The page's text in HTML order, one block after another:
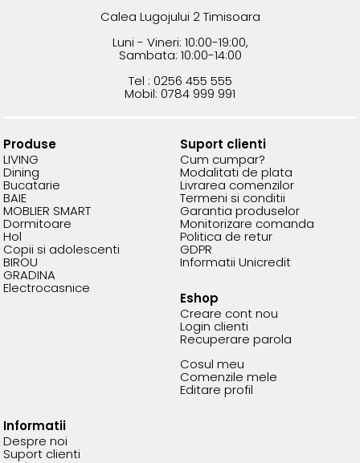
Calea Lugojului 2 Timisoara
Luni - Vineri: 10:00-19:00,
Sambata: 10:00-14:00
Tel : 0256 455 555
Mobil: 0784 999 991
Produse
LIVING
Dining
Bucatarie
BAIE
MOBLIER SMART
Dormitoare
Hol
Copii si adolescenti
BIROU
GRADINA
Electrocasnice
Suport clienti
Cum cumpar?
Modalitati de plata
Livrarea comenzilor
Termeni si conditii
Garantia produselor
Monitorizare comanda
Politica de retur
GDPR
Informatii Unicredit
Eshop
Creare cont nou
Login clienti
Recuperare parola
Cosul meu
Comenzile mele
Editare profil
Informatii
Despre noi
Suport clienti